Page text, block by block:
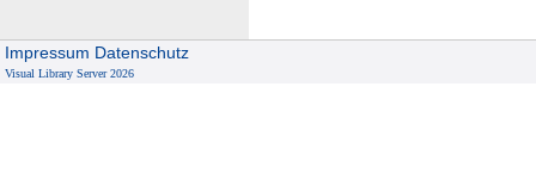
Impressum Datenschutz
Visual Library Server 2026